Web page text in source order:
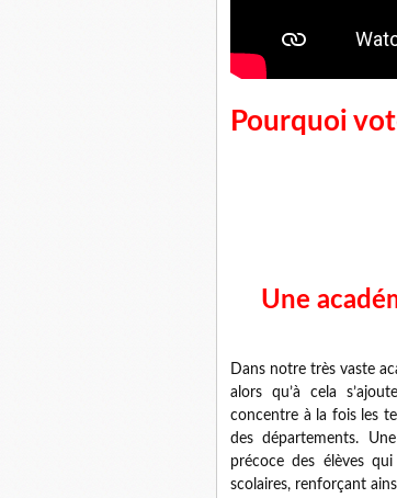
Pourquoi
Une
Dans notre très vaste
alors qu’à cela
concentre à la fois les
des départements.
précoce des élèves
scolaires, renforçant